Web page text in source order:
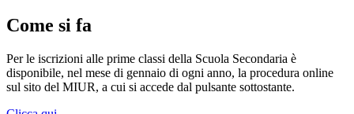
Come si fa
Per le iscrizioni alle prime classi della Scuola Secondaria è
disponibile, nel mese di gennaio di ogni anno, la procedura online
sul sito del MIUR, a cui si accede dal pulsante sottostante.